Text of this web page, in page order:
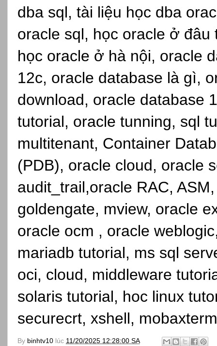
dba sql, tài liệu học dba
oracle sql, học oracle ở
học oracle ở hà nội, oracle
12c, oracle database là gì,
download, oracle database
tutorial, oracle tunning, sql
multitenant, Container
(PDB), oracle cloud, oracle
audit_trail,oracle RAC,
goldengate, mview, oracle
oracle ocm , oracle
mariadb tutorial, ms sql
oci, cloud, middleware
solaris tutorial, hoc linux
securecrt, xshell,
By binhtv10 lúc 11/20/2025 12:28:00 SA